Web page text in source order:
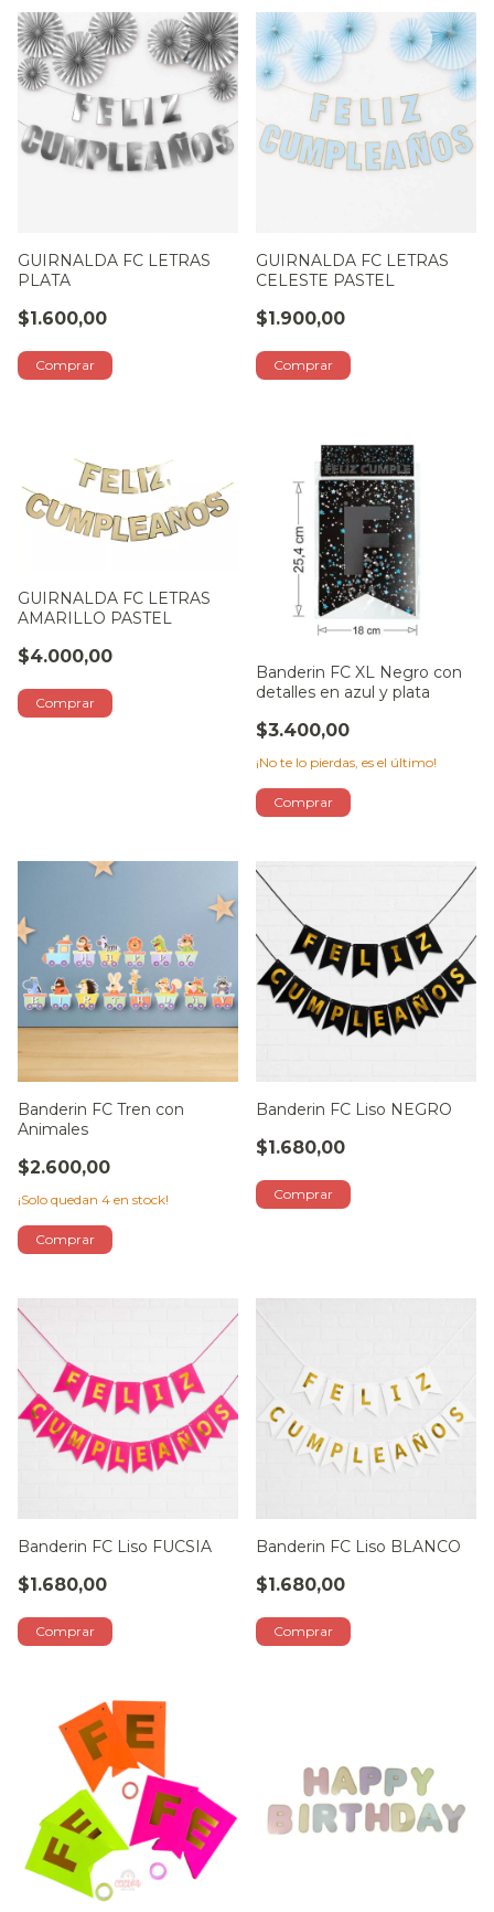
GUIRNALDA FC LETRAS
PLATA
$1.600,00
GUIRNALDA FC LETRAS
CELESTE PASTEL
$1.900,00
GUIRNALDA FC LETRAS
AMARILLO PASTEL
$4.000,00
Banderin FC XL Negro con
detalles en azul y plata
$3.400,00
¡No te lo pierdas, es el último!
Banderin FC Tren con
Animales
$2.600,00
¡Solo quedan 4 en stock!
Banderin FC Liso NEGRO
$1.680,00
Banderin FC Liso FUCSIA
$1.680,00
Banderin FC Liso BLANCO
$1.680,00